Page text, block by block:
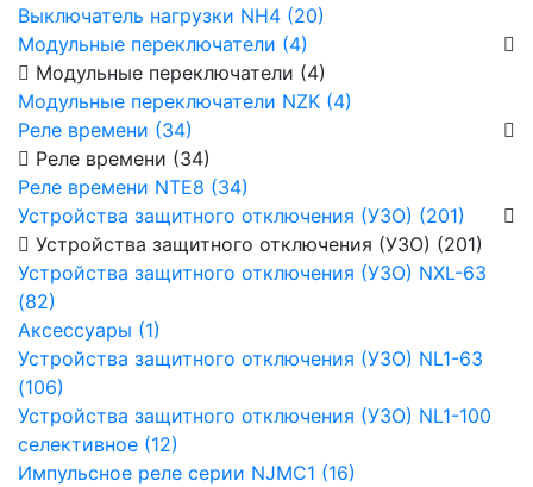
Выключатель нагрузки NH4 (20)
Модульные переключатели (4)
Модульные переключатели (4)
Модульные переключатели NZK (4)
Реле времени (34)
Реле времени (34)
Реле времени NTE8 (34)
Устройства защитного отключения (УЗО) (201)
Устройства защитного отключения (УЗО) (201)
Устройства защитного отключения (УЗО) NXL-63
(82)
Аксессуары (1)
Устройства защитного отключения (УЗО) NL1-63
(106)
Устройства защитного отключения (УЗО) NL1-100
селективное (12)
Импульсное реле серии NJMC1 (16)